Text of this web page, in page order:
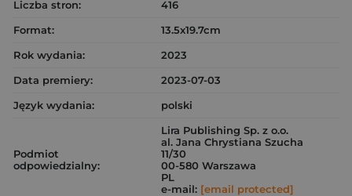
Liczba stron:
416
Format:
13.5x19.7cm
Rok wydania:
2023
Data premiery:
2023-07-03
Język wydania:
polski
Podmiot
odpowiedzialny:
Lira Publishing Sp. z o.o.
al. Jana Chrystiana Szucha
11/30
00-580 Warszawa
PL
e-mail: [email protected]